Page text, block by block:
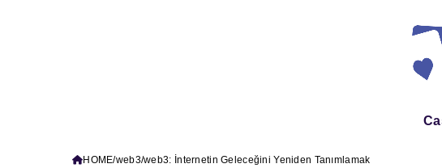
HOME web3 web3: İnternetin Geleceğini Yeniden Tanımlamak